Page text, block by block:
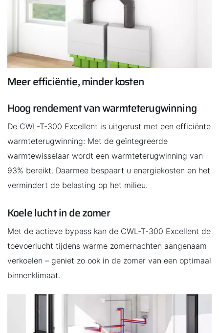
Meer efficiëntie, minder kosten
Hoog rendement van warmteterugwinning
De CWL-T-300 Excellent is uitgerust met een efficiënte
warmteterugwinning: Met de geïntegreerde
warmtewisselaar wordt een warmteterugwinning van
93% bereikt. Daarmee bespaart u energiekosten en het
vermindert de belasting op het milieu.
Koele lucht in de zomer
Met de actieve bypass kan de CWL-T-300 Excellent de
toevoerlucht tijdens warme zomernachten aangenaam
verkoelen – geniet zo ook in de zomer van een optimaal
binnenklimaat.
Hallo!
Hoe kunnen wij u helpen?